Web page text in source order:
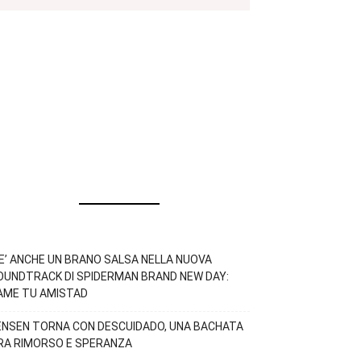
ANCHE UN BRANO SALSA NELLA NUOVA
DI SPIDERMAN BRAND NEW DAY:
TU AMISTAD
TORNA CON DESCUIDADO, UNA BACHATA
RIMORSO E SPERANZA